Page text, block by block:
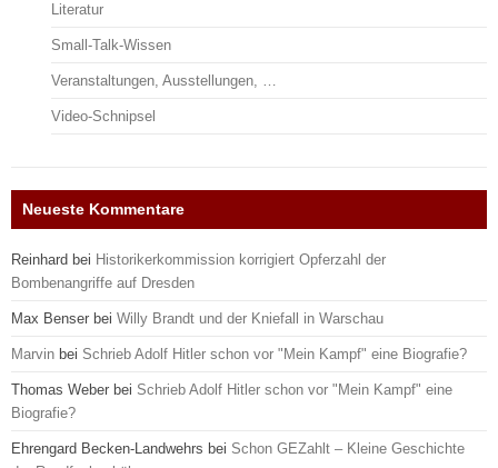
Literatur
Small-Talk-Wissen
Veranstaltungen, Ausstellungen, …
Video-Schnipsel
Neueste Kommentare
Reinhard bei Historikerkommission korrigiert Opferzahl der
Bombenangriffe auf Dresden
Max Benser bei Willy Brandt und der Kniefall in Warschau
Marvin bei Schrieb Adolf Hitler schon vor "Mein Kampf" eine Biografie?
Thomas Weber bei Schrieb Adolf Hitler schon vor "Mein Kampf" eine
Biografie?
Ehrengard Becken-Landwehrs bei Schon GEZahlt – Kleine Geschichte